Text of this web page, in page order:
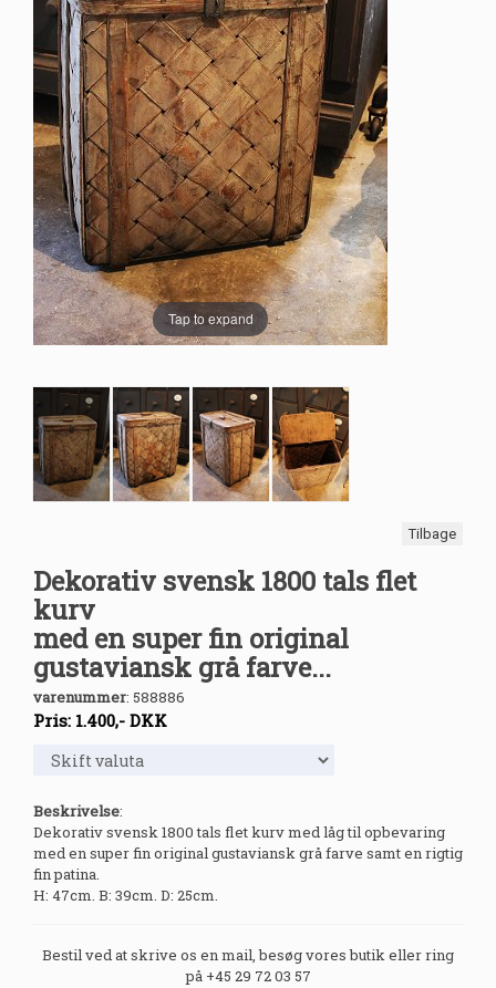
Tap to expand
Tilbage
Dekorativ svensk 1800 tals flet
kurv
med en super fin original
gustaviansk grå farve...
varenummer: 588886
Pris: 1.400,- DKK
Beskrivelse:
Dekorativ svensk 1800 tals flet kurv med låg til opbevaring
med en super fin original gustaviansk grå farve samt en rigtig
fin patina.
H: 47cm. B: 39cm. D: 25cm.
Bestil ved at skrive os en mail, besøg vores butik eller ring
på +45 29 72 03 57